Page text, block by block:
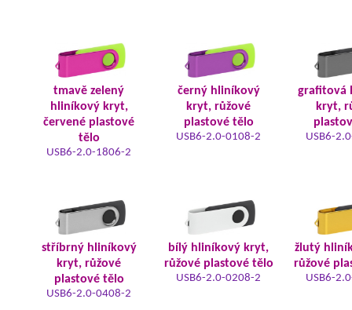
tmavě zelený
hliníkový kryt,
červené plastové
tělo
USB6-2.0-1806-2
černý hliníkový
kryt, růžové
plastové tělo
USB6-2.0-0108-2
grafitová
kryt,
USB6-
stříbrný hliníkový
kryt, růžové
plastové tělo
USB6-2.0-0408-2
bílý hliníkový kryt,
růžové plastové tělo
USB6-2.0-0208-2
žlutý
růžové
USB6-